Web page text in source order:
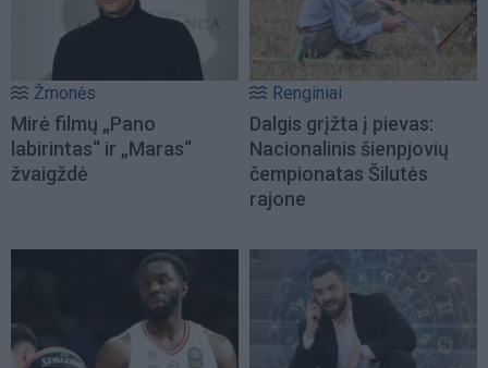
Žmonės
Mirė filmų „Pano
labirintas“ ir „Maras“
žvaigždė
Renginiai
Dalgis grįžta į pievas:
Nacionalinis šienpjovių
čempionatas Šilutės
rajone